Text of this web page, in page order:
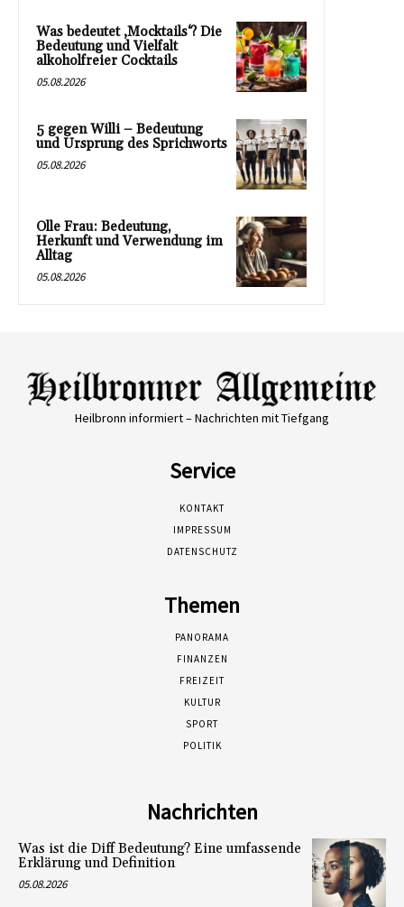
Was bedeutet ‚Mocktails‘? Die
Bedeutung und Vielfalt
alkoholfreier Cocktails
05.08.2026
5 gegen Willi – Bedeutung
und Ursprung des Sprichworts
05.08.2026
Olle Frau: Bedeutung,
Herkunft und Verwendung im
Alltag
05.08.2026
Heilbronn informiert – Nachrichten mit Tiefgang
Service
KONTAKT
IMPRESSUM
DATENSCHUTZ
Themen
PANORAMA
FINANZEN
FREIZEIT
KULTUR
SPORT
POLITIK
Nachrichten
Was ist die Diff Bedeutung? Eine umfassende
Erklärung und Definition
05.08.2026